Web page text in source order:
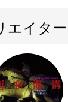
エイター